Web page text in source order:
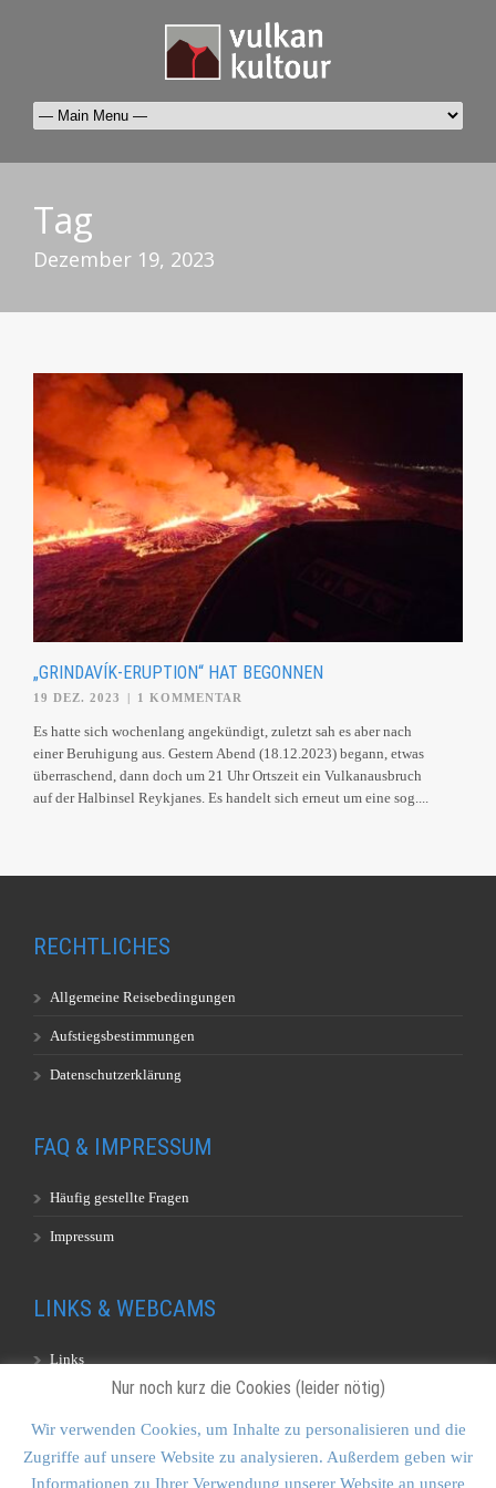
Tag
Dezember 19, 2023
„GRINDAVÍK-ERUPTION“ HAT BEGONNEN
19 DEZ. 2023 | 1 KOMMENTAR
Es hatte sich wochenlang angekündigt, zuletzt sah es aber nach
einer Beruhigung aus. Gestern Abend (18.12.2023) begann, etwas
überraschend, dann doch um 21 Uhr Ortszeit ein Vulkanausbruch
auf der Halbinsel Reykjanes. Es handelt sich erneut um eine sog....
RECHTLICHES
Allgemeine Reisebedingungen
Aufstiegsbestimmungen
Datenschutzerklärung
FAQ & IMPRESSUM
Häufig gestellte Fragen
Impressum
LINKS & WEBCAMS
Links
KONTAKT & SITEMAP
Nur noch kurz die Cookies (leider nötig)
Wir verwenden Cookies, um Inhalte zu personalisieren und die
Zugriffe auf unsere Website zu analysieren. Außerdem geben wir
Informationen zu Ihrer Verwendung unserer Website an unsere